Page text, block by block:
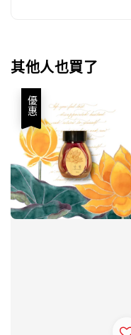
其他人也買了
優惠